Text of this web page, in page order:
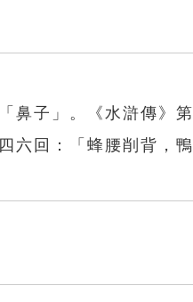
鼻子」。《水滸傳》
六回：「蜂腰削背，